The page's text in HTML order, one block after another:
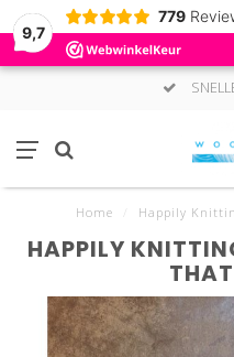
9,7
779
Home Happily
HAPPILY